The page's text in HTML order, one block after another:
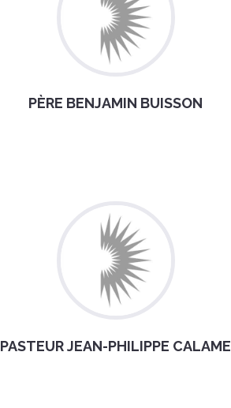
PÈRE BENJAMIN BUISSON
PASTEUR JEAN-PHILIPPE CALAME